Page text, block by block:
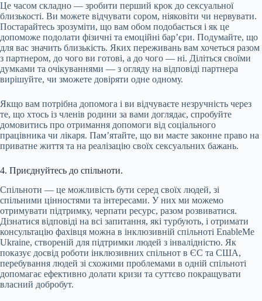
Це часом складно — зробити перший крок до сексуальної
близькості. Ви можете відчувати сором, ніяковіти чи нервувати.
Постарайтесь зрозуміти, що вам обом подобається і як це
допоможе подолати фізичні та емоційні бар’єри. Подумайте, що
для вас значить близькість. Яких переживань вам хочеться разом
з партнером, до чого ви готові, а до чого — ні. Діліться своїми
думками та очікуваннями — з огляду на відповіді партнера
вирішуйте, чи зможете довіряти одне одному.
Якщо вам потрібна допомога і ви відчуваєте незручність через
те, що хтось із членів родини за вами доглядає, спробуйте
домовитись про отримання допомоги від соціального
працівника чи лікаря. Пам’ятайте, що ви маєте законне право на
приватне життя та на реалізацію своїх сексуальних бажань.
4. Приєднуйтесь до спільноти.
Спільноти — це можливість бути серед своїх людей, зі
спільними цінностями та інтересами. У них ми можемо
отримувати підтримку, черпати ресурс, разом розвиватися.
Дізнатися відповіді на всі запитання, які турбують, і отримати
консультацію фахівця можна в інклюзивній спільноті EnableMe
Ukraine, створеній для підтримки людей з інвалідністю. Як
показує досвід роботи інклюзивних спільнот в ЄС та США,
перебування людей зі схожими проблемами в одній спільноті
допомагає ефективно долати кризи та суттєво покращувати
власний добробут.